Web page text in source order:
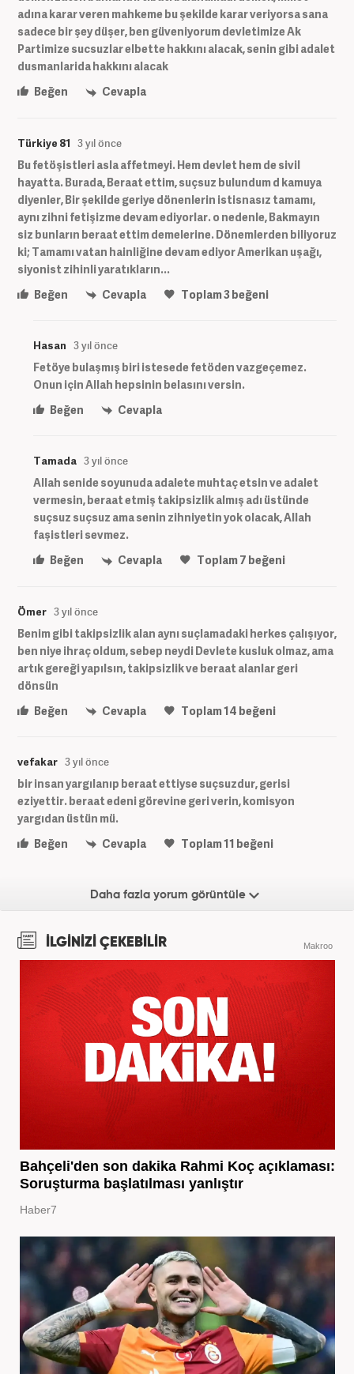
adına karar veren mahkeme bu şekilde karar veriyorsa sana
sadece bir şey düşer, ben güveniyorum devletimize Ak
Partimize sucsuzlar elbette hakkını alacak, senin gibi adalet
dusmanlarida hakkını alacak
Beğen
Cevapla
Türkiye 81 3 yıl önce
Bu fetöşistleri asla affetmeyi. Hem devlet hem de sivil
hayatta. Burada, Beraat ettim, suçsuz bulundum d kamuya
diyenler, Bir şekilde geriye dönenlerin istisnasız tamamı,
aynı zihni fetişizme devam ediyorlar. o nedenle, Bakmayın
siz bunların beraat ettim demelerine. Dönemlerden biliyoruz
ki; Tamamı vatan hainliğine devam ediyor Amerikan uşağı,
siyonist zihinli yaratıkların...
Beğen
Cevapla Toplam3beğeni
Hasan 3 yıl önce
Fetöye bulaşmış biri istesede fetöden vazgeçemez.
Onun için Allah hepsinin belasını versin.
Beğen
Cevapla
Tamada 3 yıl önce
Allah senide soyunuda adalete muhtaç etsin ve adalet
vermesin, beraat etmiş takipsizlik almış adı üstünde
suçsuz suçsuz ama senin zihniyetin yok olacak, Allah
faşistleri sevmez.
Beğen
Cevapla Toplam7 beğeni
Ömer 3 yıl önce
Benim gibi takipsizlik alan aynı suçlamadaki herkes çalışıyor,
ben niye ihraç oldum, sebep neydi Devlete kusluk olmaz, ama
artık gereği yapılsın, takipsizlik ve beraat alanlar geri
dönsün
Beğen
Cevapla Toplam14 beğeni
vefakar 3 yıl önce
bir insan yargılanıp beraat ettiyse suçsuzdur, gerisi
eziyettir. beraat edeni görevine geri verin, komisyon
yargıdan üstün mü.
Beğen
Cevapla Toplam11 beğeni
Daha fazla yorum görüntüle
İLGİNİZİ ÇEKEBİLİR Makroo
Bahçeli'den son dakika Rahmi Koç açıklaması:
Soruşturma başlatılması yanlıştır
Haber7